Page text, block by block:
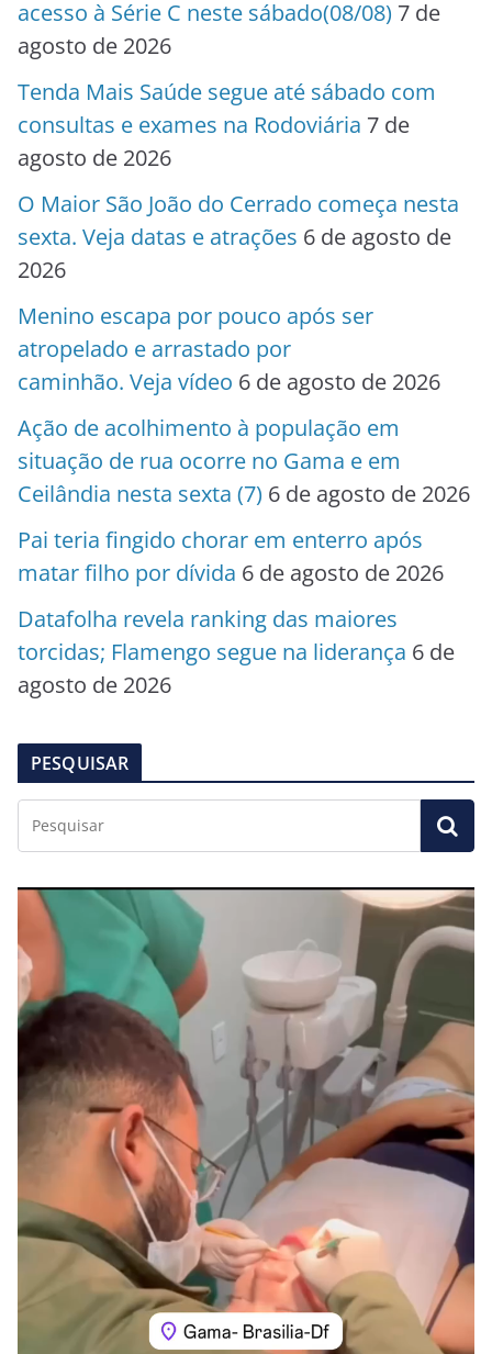
acesso à Série C neste sábado(08/08) 7 de
agosto de 2026
Tenda Mais Saúde segue até sábado com
consultas e exames na Rodoviária 7 de
agosto de 2026
O Maior São João do Cerrado começa nesta
sexta. Veja datas e atrações 6 de agosto de
2026
Menino escapa por pouco após ser
atropelado e arrastado por
caminhão. Veja vídeo 6 de agosto de 2026
Ação de acolhimento à população em
situação de rua ocorre no Gama e em
Ceilândia nesta sexta (7) 6 de agosto de 2026
Pai teria fingido chorar em enterro após
matar filho por dívida 6 de agosto de 2026
Datafolha revela ranking das maiores
torcidas; Flamengo segue na liderança 6 de
agosto de 2026
PESQUISAR